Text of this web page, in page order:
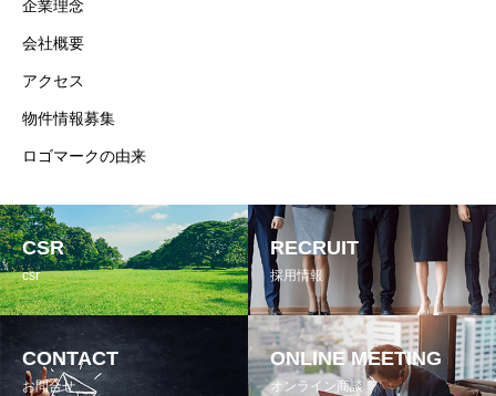
企業理念
会社概要
アクセス
物件情報募集
ロゴマークの由来
CSR
csr
RECRUIT
採用情報
CONTACT
お問合せ
ONLINE MEETING
オンライン商談